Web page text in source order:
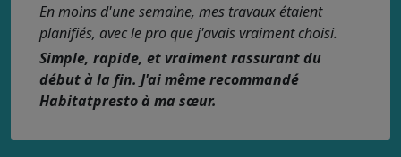
En moins d'une semaine, mes travaux étaient
planifiés, avec le pro que j'avais vraiment choisi.
Simple, rapide, et vraiment rassurant du
début à la fin. J'ai même recommandé
Habitatpresto à ma sœur.